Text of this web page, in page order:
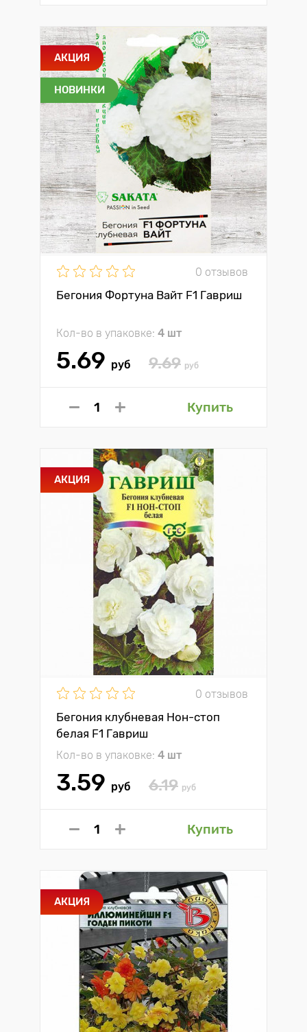
АКЦИЯ
НОВИНКИ
0 отзывов
Бегония Фортуна Вайт F1 Гавриш
Кол-во в упаковке: 4 шт
5.69 руб 9.69 руб
Купить
АКЦИЯ
0 отзывов
Бегония клубневая Нон-стоп
белая F1 Гавриш
Кол-во в упаковке: 4 шт
3.59 руб 6.19 руб
Купить
АКЦИЯ